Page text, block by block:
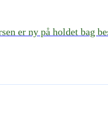
er ny på holdet bag